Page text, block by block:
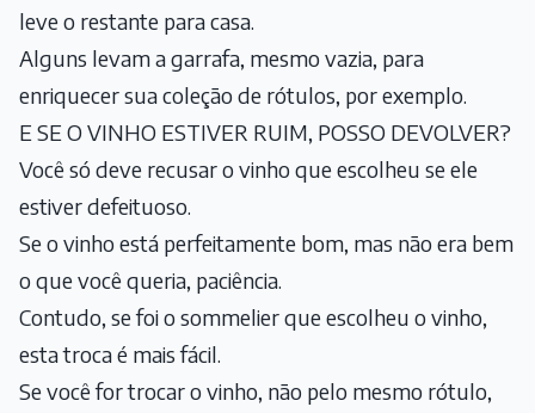
leve o restante para casa.
Alguns levam a garrafa, mesmo vazia, para
enriquecer sua coleção de rótulos, por exemplo.
E SE O VINHO ESTIVER RUIM, POSSO DEVOLVER?
Você só deve recusar o vinho que escolheu se ele
estiver defeituoso.
Se o vinho está perfeitamente bom, mas não era bem
o que você queria, paciência.
Contudo, se foi o sommelier que escolheu o vinho,
esta troca é mais fácil.
Se você for trocar o vinho, não pelo mesmo rótulo,